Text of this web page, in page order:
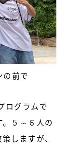
の前で
ログラムで
５～６人の
しますが、